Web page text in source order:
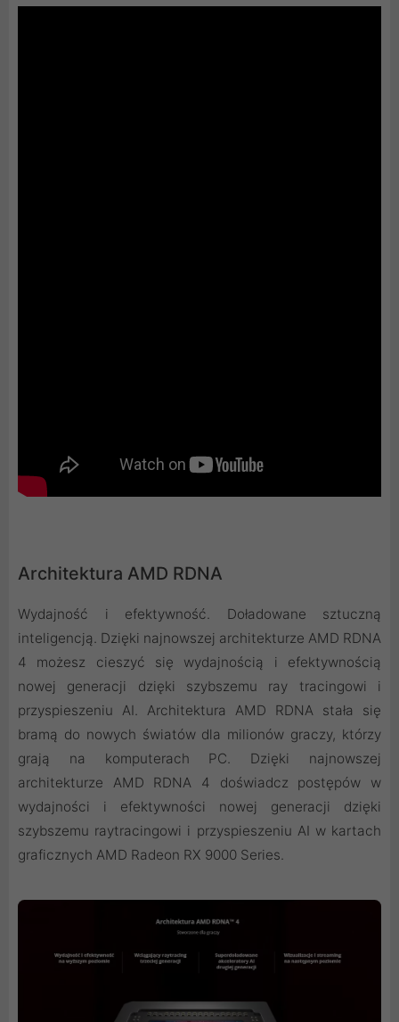
Architektura AMD RDNA
Wydajność i efektywność. Doładowane sztuczną
inteligencją. Dzięki najnowszej architekturze AMD RDNA
4 możesz cieszyć się wydajnością i efektywnością
nowej generacji dzięki szybszemu ray tracingowi i
przyspieszeniu AI. Architektura AMD RDNA stała się
bramą do nowych światów dla milionów graczy, którzy
grają na komputerach PC. Dzięki najnowszej
architekturze AMD RDNA 4 doświadcz postępów w
wydajności i efektywności nowej generacji dzięki
szybszemu raytracingowi i przyspieszeniu AI w kartach
graficznych AMD Radeon RX 9000 Series.